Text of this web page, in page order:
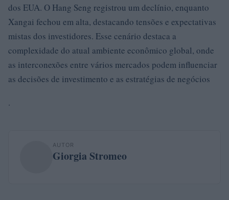
dos EUA. O Hang Seng registrou um declínio, enquanto
Xangai fechou em alta, destacando tensões e expectativas
mistas dos investidores. Esse cenário destaca a
complexidade do atual ambiente econômico global, onde
as interconexões entre vários mercados podem influenciar
as decisões de investimento e as estratégias de negócios
.
AUTOR
Giorgia Stromeo